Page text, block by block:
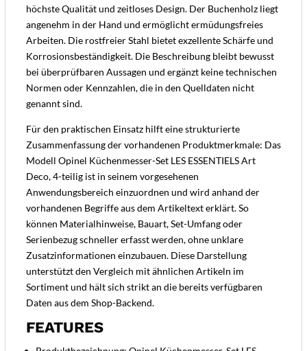
höchste Qualität und zeitloses Design. Der Buchenholz liegt
angenehm in der Hand und ermöglicht ermüdungsfreies
Arbeiten. Die rostfreier Stahl bietet exzellente Schärfe und
Korrosionsbeständigkeit. Die Beschreibung bleibt bewusst
bei überprüfbaren Aussagen und ergänzt keine technischen
Normen oder Kennzahlen, die in den Quelldaten nicht
genannt sind.
Für den praktischen Einsatz hilft eine strukturierte
Zusammenfassung der vorhandenen Produktmerkmale: Das
Modell Opinel Küchenmesser-Set LES ESSENTIELS Art
Deco, 4-teilig ist in seinem vorgesehenen
Anwendungsbereich einzuordnen und wird anhand der
vorhandenen Begriffe aus dem Artikeltext erklärt. So
können Materialhinweise, Bauart, Set-Umfang oder
Serienbezug schneller erfasst werden, ohne unklare
Zusatzinformationen einzubauen. Diese Darstellung
unterstützt den Vergleich mit ähnlichen Artikeln im
Sortiment und hält sich strikt an die bereits verfügbaren
Daten aus dem Shop-Backend.
FEATURES